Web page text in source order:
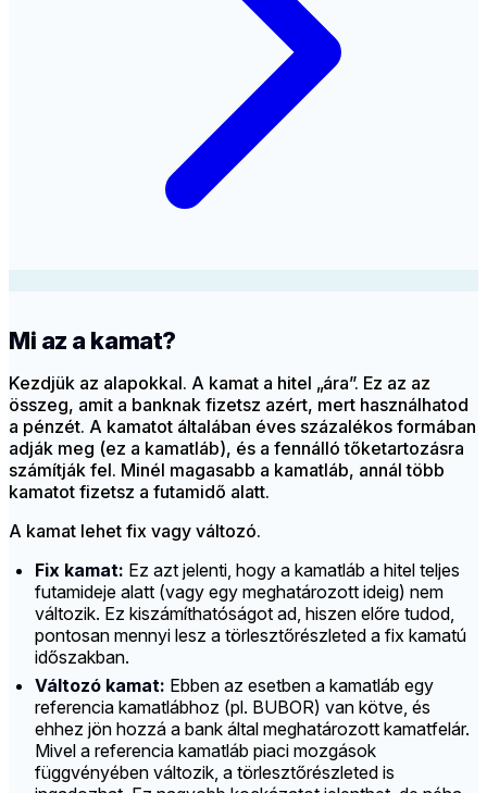
Mi az a kamat?
Kezdjük az alapokkal. A kamat a hitel „ára”. Ez az az
összeg, amit a banknak fizetsz azért, mert használhatod
a pénzét. A kamatot általában éves százalékos formában
adják meg (ez a kamatláb), és a fennálló tőketartozásra
számítják fel. Minél magasabb a kamatláb, annál több
kamatot fizetsz a futamidő alatt.
A kamat lehet fix vagy változó.
Fix kamat: Ez azt jelenti, hogy a kamatláb a hitel teljes
futamideje alatt (vagy egy meghatározott ideig) nem
változik. Ez kiszámíthatóságot ad, hiszen előre tudod,
pontosan mennyi lesz a törlesztőrészleted a fix kamatú
időszakban.
Változó kamat: Ebben az esetben a kamatláb egy
referencia kamatlábhoz (pl. BUBOR) van kötve, és
ehhez jön hozzá a bank által meghatározott kamatfelár.
Mivel a referencia kamatláb piaci mozgások
függvényében változik, a törlesztőrészleted is